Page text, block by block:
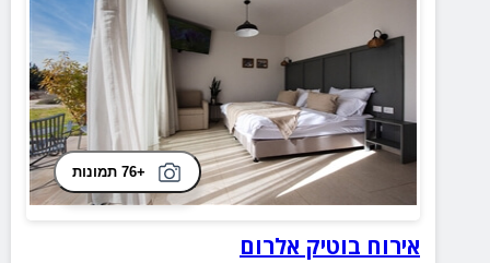
+76 תמונות
אירוח בוטיק אלרום